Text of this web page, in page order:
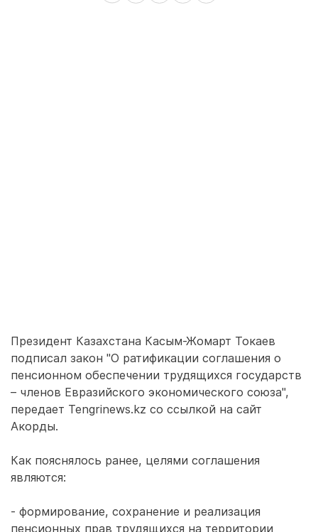
Президент Казахстана Касым-Жомарт Токаев
подписал закон "О ратификации соглашения о
пенсионном обеспечении трудящихся государств
– членов Евразийского экономического союза",
передает Tengrinews.kz со ссылкой на сайт
Акорды.
Как пояснялось ранее, целями соглашения
являются:
- формирование, сохранение и реализация
пенсионных прав трудящихся на территории